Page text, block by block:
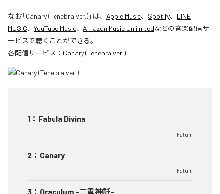
なお「Canary (Tenebra ver.)」は、 Apple Music、 Spotify、 LINE
MUSIC、 YouTube Music、 Amazon Music Unlimitedなどの音楽配信サ
ービスで聴くことができる。
各配信サービス： Canary (Tenebra ver.)
1 ： Fabula Divina
Fatüm
2 ： Canary
Fatüm
3 ： Oraculum -二重神託-